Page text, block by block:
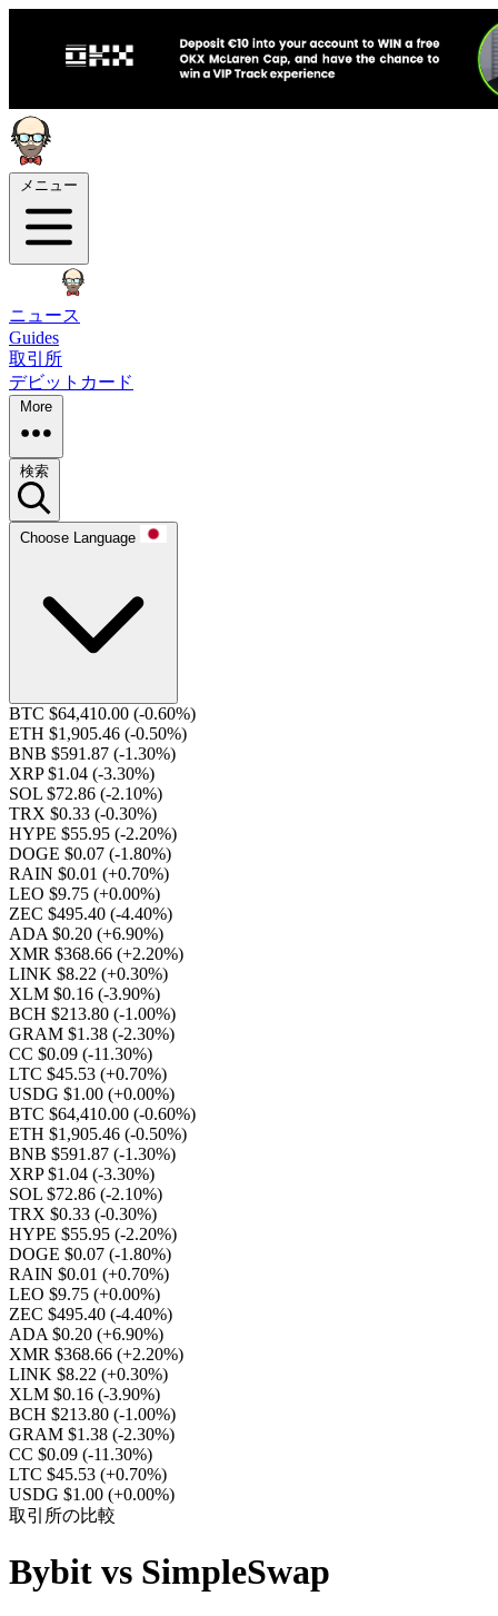
メニュー
ニュース
Guides
取引所
デビットカード
More
検索
Choose Language
BTC $64,410.00 (-0.60%)
ETH $1,905.46 (-0.50%)
BNB $591.87 (-1.30%)
XRP $1.04 (-3.30%)
SOL $72.86 (-2.10%)
TRX $0.33 (-0.30%)
HYPE $55.95 (-2.20%)
DOGE $0.07 (-1.80%)
RAIN $0.01 (+0.70%)
LEO $9.75 (+0.00%)
ZEC $495.40 (-4.40%)
ADA $0.20 (+6.90%)
XMR $368.66 (+2.20%)
LINK $8.22 (+0.30%)
XLM $0.16 (-3.90%)
BCH $213.80 (-1.00%)
GRAM $1.38 (-2.30%)
CC $0.09 (-11.30%)
LTC $45.53 (+0.70%)
USDG $1.00 (+0.00%)
BTC $64,410.00 (-0.60%)
ETH $1,905.46 (-0.50%)
BNB $591.87 (-1.30%)
XRP $1.04 (-3.30%)
SOL $72.86 (-2.10%)
TRX $0.33 (-0.30%)
HYPE $55.95 (-2.20%)
DOGE $0.07 (-1.80%)
RAIN $0.01 (+0.70%)
LEO $9.75 (+0.00%)
ZEC $495.40 (-4.40%)
ADA $0.20 (+6.90%)
XMR $368.66 (+2.20%)
LINK $8.22 (+0.30%)
XLM $0.16 (-3.90%)
BCH $213.80 (-1.00%)
GRAM $1.38 (-2.30%)
CC $0.09 (-11.30%)
LTC $45.53 (+0.70%)
USDG $1.00 (+0.00%)
取引所の比較
Bybit vs SimpleSwap